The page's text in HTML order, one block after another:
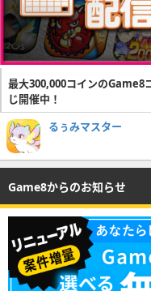
最大300,000コインのGame8
じ開催中！
るぅみマスター
Game8からのお知らせ